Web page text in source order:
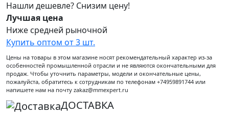
Нашли дешевле? Снизим цену!
Лучшая цена
Ниже средней рыночной
Купить оптом от 3 шт.
Цены на товары в этом магазине носят рекомендательный характер из-за
особенностей промышленной отрасли и не являются окончательными для
продаж. Чтобы уточнить параметры, модели и окончательные цены,
пожалуйста, обратитесь к сотрудникам по телефонам +74959891744 или
напишете нам на почту zakaz@mmexpert.ru
ДОСТАВКА